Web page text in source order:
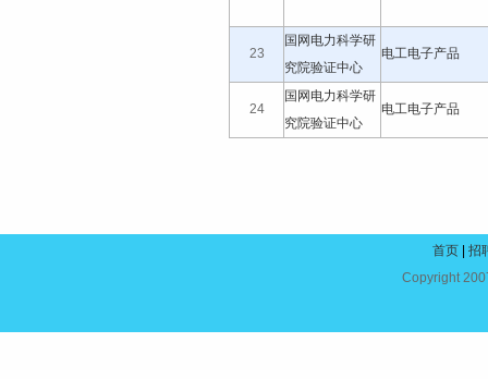
23
国网电力科学研
究院验证中心
电工电子产品
24
国网电力科学研
究院验证中心
电工电子产品
首页| 招
Copyright